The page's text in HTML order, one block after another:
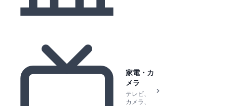
家電・カ
メラ
テレビ、
カメラ、